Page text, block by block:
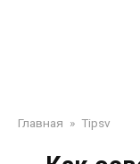
Главная » Tipsv